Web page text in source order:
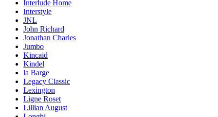
Interlude Home
Interstyle
JNL
John Richard
Jonathan Charles
Jumbo
Kincaid
Kindel
la Barge
Legacy Classic
Lexington
Ligne Roset
Lillian August